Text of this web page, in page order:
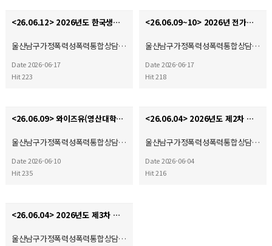
<26.06.12> 2026년도 한국생명의전화연맹 정기총회
울산남구가정폭력성폭력통합상담…
Date 2026-06-17
Hit 223
<26.06.09~10> 2026년 전가협 시설장 회의 & 워크숍
울산남구가정폭력성폭력통합상담…
Date 2026-06-17
Hit 218
<26.06.09> 와이즈유(영산대학교) 부울경 사회복지·평생교육 기관 협회 2026학년도 산학협력 협약체결…
울산남구가정폭력성폭력통합상담…
Date 2026-06-10
Hit 235
<26.06.04> 2026년도 제2차 운영위원회
울산남구가정폭력성폭력통합상담…
Date 2026-06-04
Hit 216
<26.06.04> 2026년도 제3차 사회복지현장실습 종결식
울산남구가정폭력성폭력통합상담…